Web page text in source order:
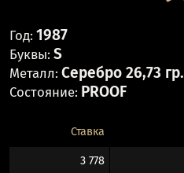
Год: 1987
Буквы: S
Металл: Серебро 26,73 гр.
Состояние: PROOF
Ставка
3 778